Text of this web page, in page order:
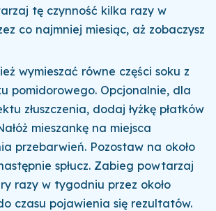
tę czynność kilka razy w
co najmniej miesiąc, aż zobaczysz
wymieszać równe części soku z
pomidorowego. Opcjonalnie, dla
złuszczenia, dodaj łyżkę płatków
mieszankę na miejsca
przebarwień. Pozostaw na około
spłucz. Zabieg powtarzaj
razy w tygodniu przez około
czasu pojawienia się rezultatów.